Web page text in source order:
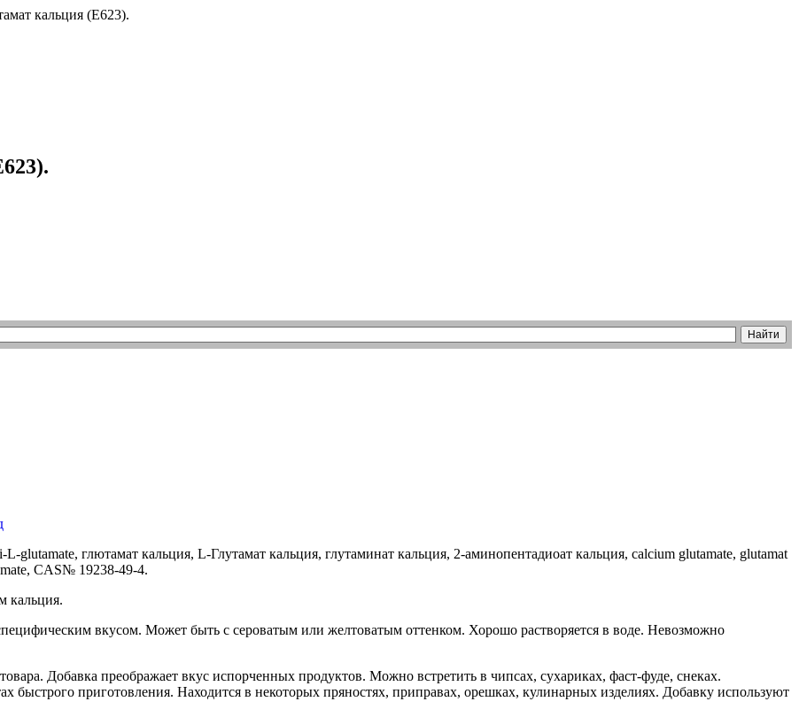
глютамат кальция, L-Глутамат кальция, глутаминат кальция, 2-аминопентадиоат кальция, calcium glutamate, glutamat
CAS№ 19238-49-4.
кальция.
вкусом. Может быть с сероватым или желтоватым оттенком. Хорошо растворяется в воде. Невозможно
Добавка преображает вкус испорченных продуктов. Можно встретить в чипсах, сухариках, фаст-фуде, снеках.
быстрого приготовления. Находится в некоторых пряностях, приправах, орешках, кулинарных изделиях. Добавку используют